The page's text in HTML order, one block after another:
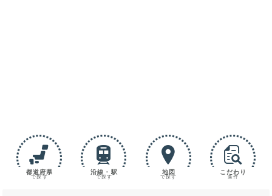
都道府県
で探す
沿線・駅
で探す
地図
で探す
こだわり
条件